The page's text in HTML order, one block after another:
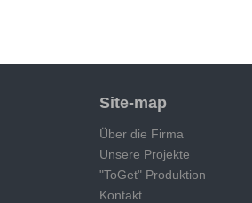
Site-map
Über die Firma
Unsere Projekte
"ToGet" Produktion
Kontakt